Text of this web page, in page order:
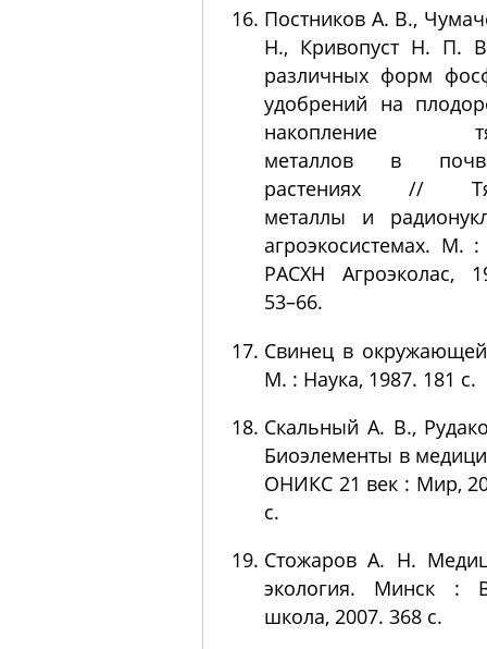
Постников А. В.,
Н., Кривопуст Н. П.
различных форм
удобрений на
накопление
металлов в
растениях //
металлы и
агроэкосистемах. М.
РАСХН Агроэколас,
53–66.
Свинец в
М. : Наука, 1987. 181 с.
Скальный А. В.,
Биоэлементы в
ОНИКС 21 век : Мир,
с.
Стожаров А. Н.
экология. Минск :
школа, 2007. 368 с.